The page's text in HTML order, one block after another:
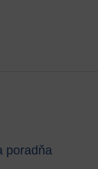
poradňa